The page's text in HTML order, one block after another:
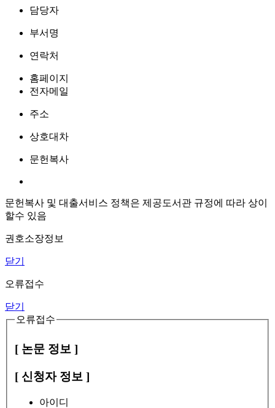
담당자
부서명
연락처
홈페이지
전자메일
주소
상호대차
문헌복사
문헌복사 및 대출서비스 정책은 제공도서관 규정에 따라 상이
할수 있음
권호소장정보
닫기
오류접수
닫기
오류접수
[ 논문 정보 ]
[ 신청자 정보 ]
아이디